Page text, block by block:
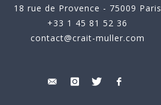
18 rue de Provence - 75009 Paris
+33 1 45 81 52 36
contact@crait-muller.com